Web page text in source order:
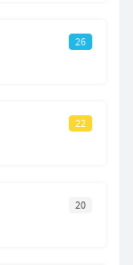
26
22
20